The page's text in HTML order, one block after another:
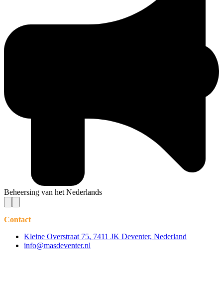
Beheersing van het Nederlands
Contact
Kleine Overstraat 75, 7411 JK Deventer, Nederland
info@masdeventer.nl